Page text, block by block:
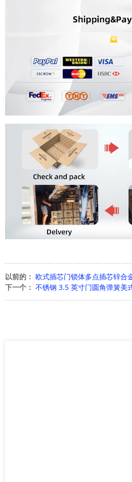
以前的： 欧式插芯门锁体多点插芯锌合
下一个： 不锈钢 3.5 英寸门圆角弹簧美